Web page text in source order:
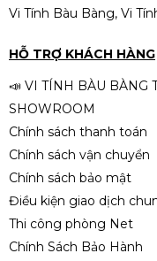
Vi Tính Bàu Bàng, Vi
HỖ TRỢ KHÁCH HÀNG
📣 VI TÍNH BÀU BÀNG
SHOWROOM
Chính sách thanh toán
Chính sách vận chuyển
Chính sách bảo mật
Điều kiện giao dịch
Thi công phòng Net
Chính Sách Bảo Hành